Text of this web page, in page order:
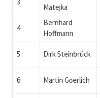
Matejka
4
Bernhard
Hoffmann
5 Dirk Steinbrück
6 Martin Goerlich